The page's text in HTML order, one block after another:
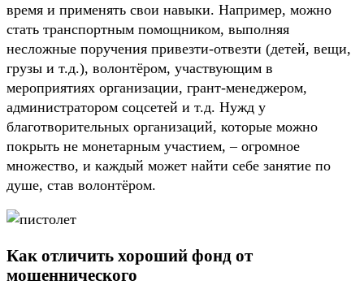
время и применять свои навыки. Например, можно
стать транспортным помощником, выполняя
несложные поручения привезти-отвезти (детей, вещи,
грузы и т.д.), волонтёром, участвующим в
мероприятиях организации, грант-менеджером,
администратором соцсетей и т.д. Нужд у
благотворительных организаций, которые можно
покрыть не монетарным участием, – огромное
множество, и каждый может найти себе занятие по
душе, став волонтёром.
Как отличить хороший фонд от
мошеннического